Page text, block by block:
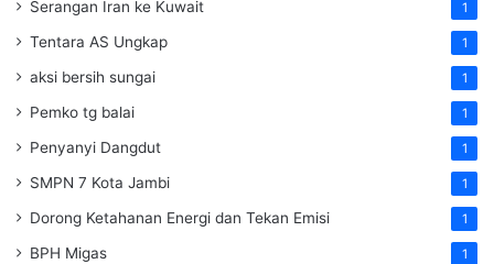
Serangan Iran ke Kuwait 1
Tentara AS Ungkap 1
aksi bersih sungai 1
Pemko tg balai 1
Penyanyi Dangdut 1
SMPN 7 Kota Jambi 1
Dorong Ketahanan Energi dan Tekan Emisi 1
BPH Migas 1